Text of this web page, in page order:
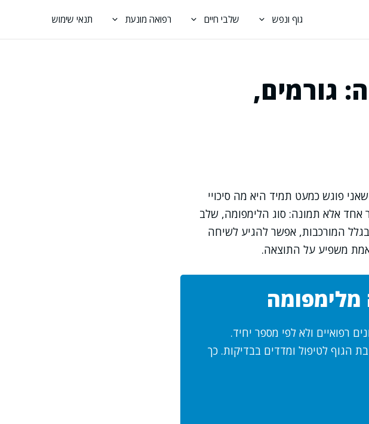
גוף ונפש שלבי חיים רפואה מונעת תנאי שימוש
גורמים,
פוגש כמעט תמיד היא מה סיכויי
אחד אלא תמונה: סוג הלימפומה, שלב
המורכבות, אפשר להגיע לשיחה
משפיע על התוצאה.
מלימפומה
רפואיים ולא לפי מספר יחיד.
לטיפול ומדדים בבדיקות. כך